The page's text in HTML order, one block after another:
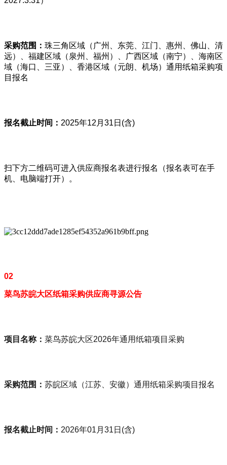
采购范围： 珠三角区域（广州、东莞、江门、惠州、佛山、清
远）、福建区域（泉州、福州）、广西区域（南宁）、海南区
域（海口、三亚）、香港区域（元朗、机场）通用纸箱采购项
目报名
报名截止时间： 2025年12月31日(含)
扫下方二维码可进入供应商报名表进行报名（报名表可在手
机、电脑端打开）。
02
菜鸟苏皖大区纸箱采购供应商寻源公告
项目名称： 菜鸟苏皖大区2026年通用纸箱项目采购
采购范围： 苏皖区域（江苏、安徽）通用纸箱采购项目报名
报名截止时间： 2026年01月31日(含)